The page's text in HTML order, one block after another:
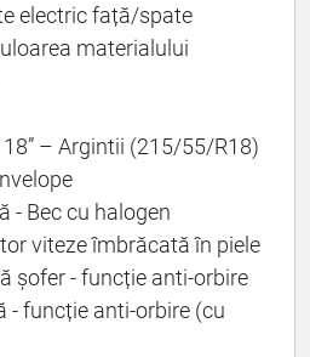
electric față/spate
materialului
– Argintii (215/55/R18)
- Bec cu halogen
viteze îmbrăcată în piele
șofer - funcție anti-orbire
- funcție anti-orbire (cu